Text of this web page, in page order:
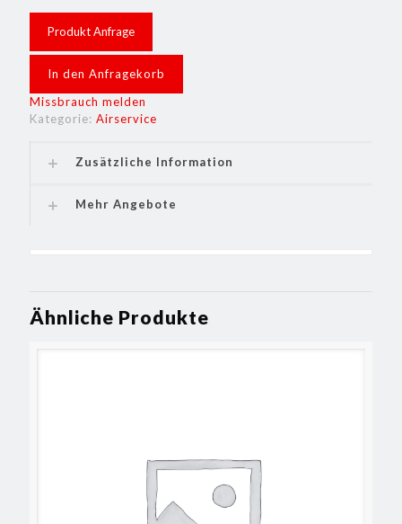
Produkt Anfrage
In den Anfragekorb
Missbrauch melden
Kategorie: Airservice
Zusätzliche Information
Mehr Angebote
Ähnliche Produkte